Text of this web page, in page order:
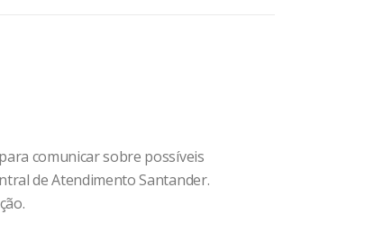
comunicar sobre possíveis
de Atendimento Santander.